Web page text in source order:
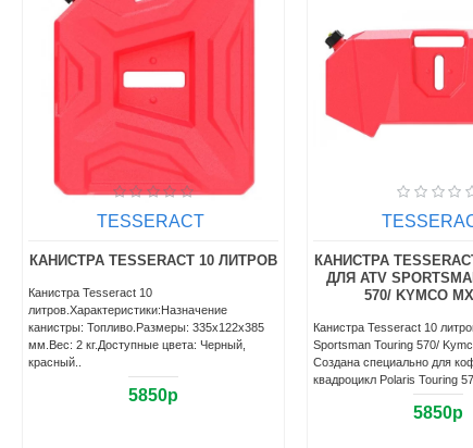
TESSERACT
КАНИСТРА TESSERACT 15 ЛИТРОВ
Канистра Tesseract 15 литров для ATV
Sportsman XP 1000 была изготовлена
исключительно для квадроцикла Polaris
Sportsman XP 1000. Форма ..
7600р
КАНИСТРА
ДЛЯ BRP
Maverick X3 изготовлена из
полиэтилена высокой
позволяет ей выдерживать
неблагоприятные п..
7600р